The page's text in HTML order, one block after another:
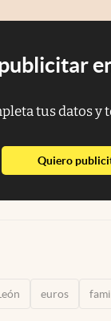
tus datos y
Quiero
euros